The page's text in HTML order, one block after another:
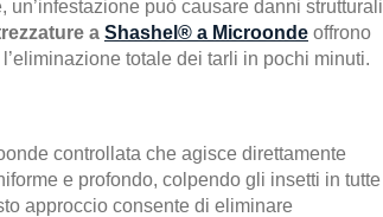
può causare danni strutturali
a Shashel® a Microonde offrono
totale dei tarli in pochi minuti.
controllata che agisce direttamente
e profondo, colpendo gli insetti in tutte
approccio consente di eliminare